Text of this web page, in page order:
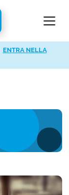
ENTRA NELLA